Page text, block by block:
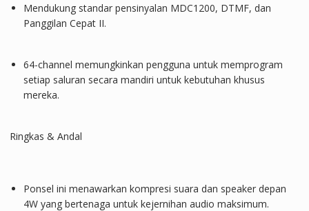
Mendukung standar pensinyalan MDC1200, DTMF, dan
Panggilan Cepat II.
64-channel memungkinkan pengguna untuk memprogram
setiap saluran secara mandiri untuk kebutuhan khusus
mereka.
Ringkas & Andal
Ponsel ini menawarkan kompresi suara dan speaker depan
4W yang bertenaga untuk kejernihan audio maksimum.